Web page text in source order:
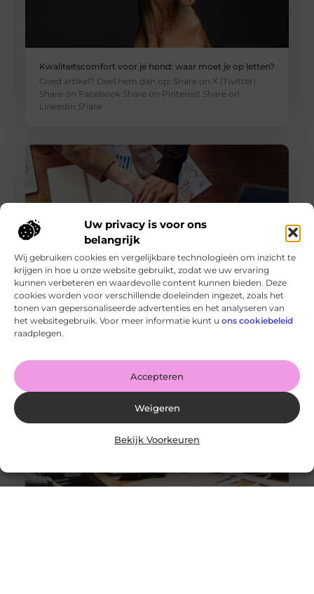
Uw privacy is voor ons
belangrijk
Wij gebruiken cookies en vergelijkbare technologieën om inzicht te
krijgen in hoe u onze website gebruikt, zodat we uw ervaring
kunnen verbeteren en waardevolle content kunnen bieden. Deze
cookies worden voor verschillende doeleinden ingezet, zoals het
tonen van gepersonaliseerde advertenties en het analyseren van
het websitegebruik. Voor meer informatie kunt u ons cookiebeleid
raadplegen.
Accepteren
Weigeren
Bekijk Voorkeuren
Kwaliteitscomfort voor je hond: waar moet je op letten?
Goed artikel? Deel hem dan op: Share on X (Twitter)
Share on Facebook Share on Pinterest Share on
LinkedIn Share
Hoe je dagelijkse gewoonten aanpassen kan leiden tot
betere gezondheid
Goed artikel? Deel hem dan op: Share on X (Twitter)
Share on Facebook Share on Pinterest Share on